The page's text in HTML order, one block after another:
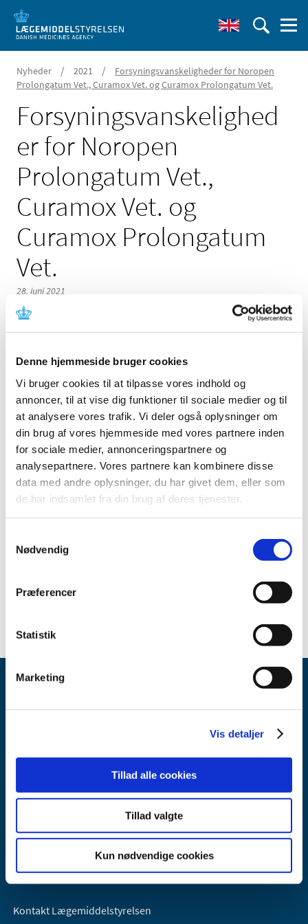
Denne hjemmeside bruger cookies
Vi bruger cookies til at tilpasse vores indhold og
annoncer, til at vise dig funktioner til sociale medier og til
at analysere vores trafik. Vi deler også oplysninger om
din brug af vores hjemmeside med vores partnere inden
for sociale medier, annonceringspartnere og
analysepartnere. Vores partnere kan kombinere disse
data med andre oplysninger, du har givet dem, eller som
de har indsamlet fra din brug af deres tjenester.
Nødvendig
Præferencer
Statistik
Marketing
Vis detaljer
Tillad alle cookies
Tillad valgte
Kun nødvendige cookies
Nyheder / 2021 /
Forsyningsvanskeligheder for Noropen
Prolongatum Vet., Curamox Vet. og Curamox Prolongatum Vet.
Forsyningsvanskelighed
er for Noropen
Prolongatum Vet.,
Curamox Vet. og
Curamox Prolongatum
Vet.
28. juni 2021
Der er i øjeblikket problemer med forsyningen af
Noropen Prolongatum Vet. 300 mg/mL
injektionsvæske, opløsning, 1 x 100 mL, 4 x 100mL
og 12 x 100 mL fra ScanVet Animal Health A/S
Curamox Vet. 150 mg/ml, injektionsvæske
fra Boehringer Ingelheim
Curamox Prolongatum Vet. 150 mg/ml,
injektionsvæske, suspension fra Boehringer
Ingelheim
Spørgsmål om aktuel status skal stilles til virksomheden.
forsyningsvanskeligheder
Lægemiddelstyrelsen
2300 København S
Lægemiddelstyrelsen er en del af
Sundheds- og Kirkeministeriet.
Kontakt Lægemiddelstyrelsen